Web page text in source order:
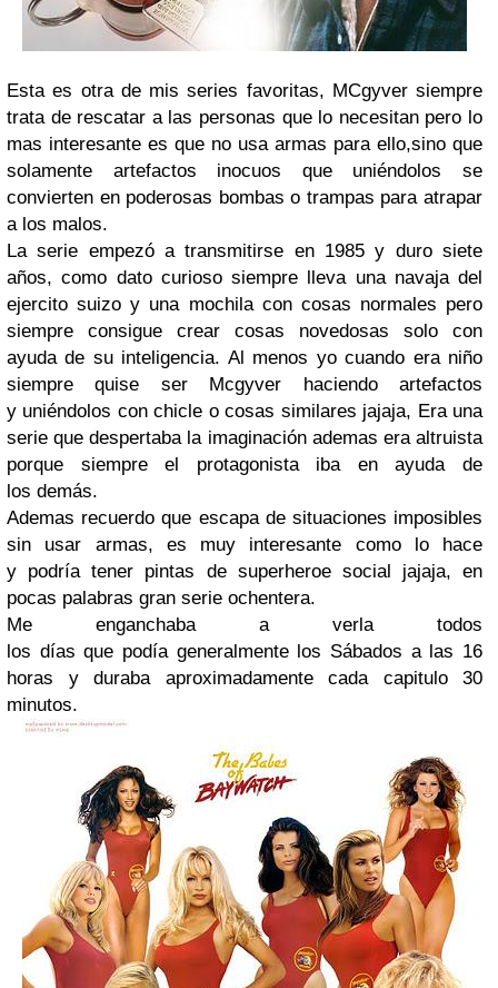
Esta es otra de mis series favoritas, MCgyver siempre
trata de rescatar a las personas que lo necesitan pero lo
mas interesante es que no usa armas para ello,sino que
solamente artefactos inocuos que uniéndolos se
convierten en poderosas bombas o trampas para atrapar
a los malos.
La serie empezó a transmitirse en 1985 y duro siete
años, como dato curioso siempre lleva una navaja del
ejercito suizo y una mochila con cosas normales pero
siempre consigue crear cosas novedosas solo con
ayuda de su inteligencia. Al menos yo cuando era niño
siempre quise ser Mcgyver haciendo artefactos
y uniéndolos con chicle o cosas similares jajaja, Era una
serie que despertaba la imaginación ademas era altruista
porque siempre el protagonista iba en ayuda de
los demás.
Ademas recuerdo que escapa de situaciones imposibles
sin usar armas, es muy interesante como lo hace
y podría tener pintas de superheroe social jajaja, en
pocas palabras gran serie ochentera.
Me enganchaba a verla todos
los días que podía generalmente los Sábados a las 16
horas y duraba aproximadamente cada capitulo 30
minutos.